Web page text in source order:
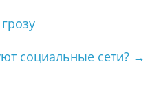
социальные сети? →